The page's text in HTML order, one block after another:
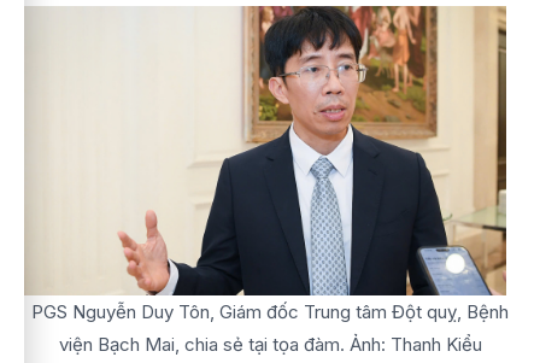
PGS Nguyễn Duy Tôn, Giám đốc Trung tâm Đột quỵ, Bệnh
viện Bạch Mai, chia sẻ tại tọa đàm. Ảnh: Thanh Kiểu